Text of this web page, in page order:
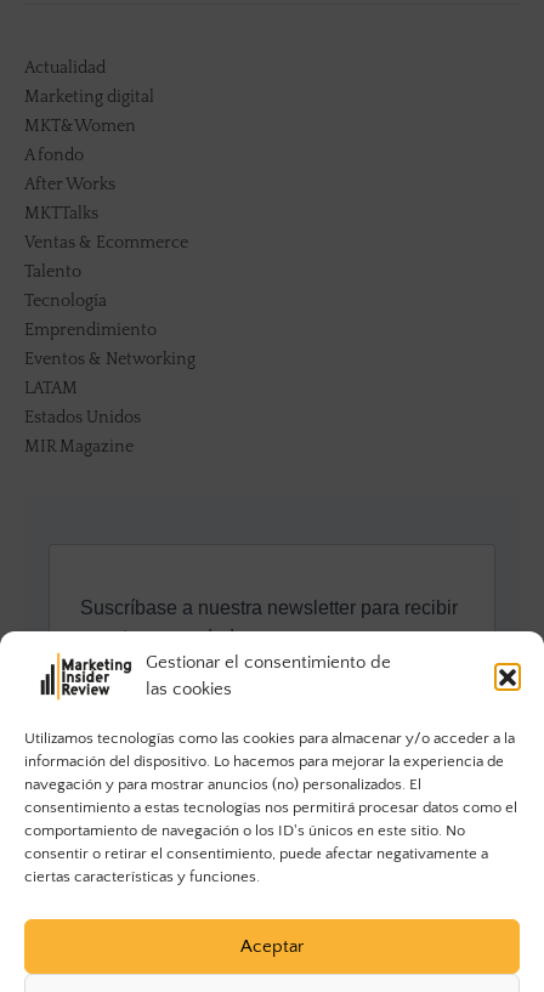
Gestionar el consentimiento de
las cookies
Utilizamos tecnologías como las cookies para almacenar y/o acceder a la
información del dispositivo. Lo hacemos para mejorar la experiencia de
navegación y para mostrar anuncios (no) personalizados. El
consentimiento a estas tecnologías nos permitirá procesar datos como el
comportamiento de navegación o los ID's únicos en este sitio. No
consentir o retirar el consentimiento, puede afectar negativamente a
ciertas características y funciones.
Aceptar
Actualidad
Marketing digital
MKT&Women
A fondo
After Works
MKTTalks
Ventas & Ecommerce
Talento
Tecnología
Emprendimiento
Eventos & Networking
LATAM
Estados Unidos
MIR Magazine